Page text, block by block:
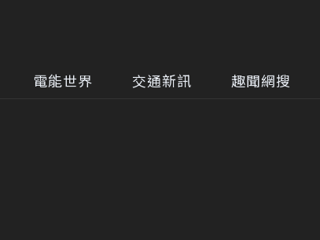
電能世界 交通新訊 趣聞網搜